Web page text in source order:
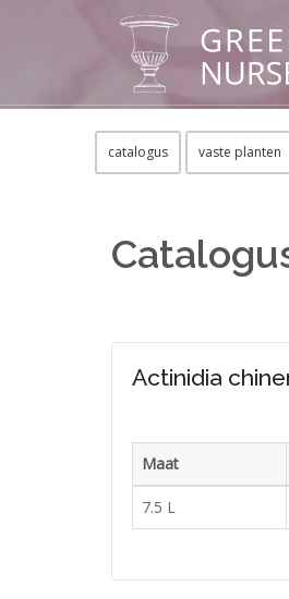
catalogus vaste planten
Actinidia
Maat
7.5 L